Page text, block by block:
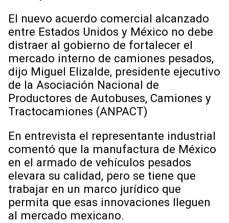
El nuevo acuerdo comercial alcanzado
entre Estados Unidos y México no debe
distraer al gobierno de fortalecer el
mercado interno de camiones pesados,
dijo Miguel Elizalde, presidente ejecutivo
de la Asociación Nacional de
Productores de Autobuses, Camiones y
Tractocamiones (ANPACT)
En entrevista el representante industrial
comentó que la manufactura de México
en el armado de vehículos pesados
elevara su calidad, pero se tiene que
trabajar en un marco jurídico que
permita que esas innovaciones lleguen
al mercado mexicano.